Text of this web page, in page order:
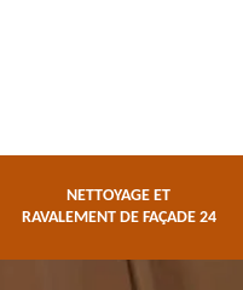
NETTOYAGE ET
RAVALEMENT DE FAÇADE 24